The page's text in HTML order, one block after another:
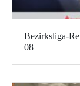
Bezirksliga-
08